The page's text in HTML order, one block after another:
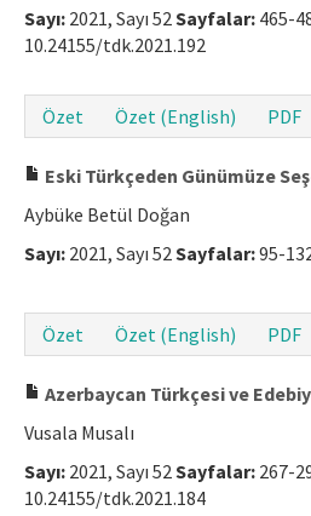
Sayı: 2021, Sayı 52 Sayfalar: 465-
10.24155/tdk.2021.192
Özet
Özet (English) PDF
Eski Türkçeden Günümüze
Aybüke Betül Doğan
Sayı: 2021, Sayı 52 Sayfalar:95-
Özet
Özet (English) PDF
Azerbaycan Türkçesi ve
Vusala Musalı
Sayı: 2021, Sayı 52 Sayfalar: 267-
10.24155/tdk.2021.184